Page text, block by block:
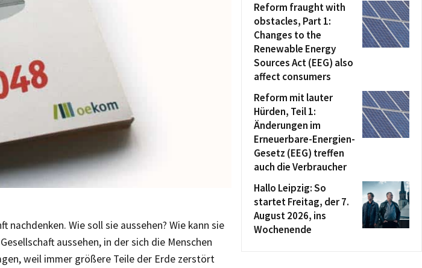
nachdenken. Wie soll sie aussehen? Wie kann sie
aussehen, in der sich die Menschen
weil immer größere Teile der Erde zerstört
Reform fraught with
obstacles, Part 1:
Changes to the
Renewable Energy
Sources Act (EEG) also
affect consumers
Reform mit lauter
Hürden, Teil 1:
Änderungen im
Erneuerbare-Energien-
Gesetz (EEG) treffen
auch die Verbraucher
Hallo Leipzig: So
startet Freitag, der 7.
August 2026, ins
Wochenende